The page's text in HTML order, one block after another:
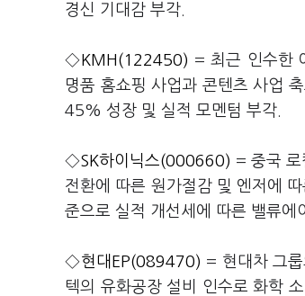
경신 기대감 부각.
◇ KMH(122450) = 최근 인수한
명품 홈쇼핑 사업과 콘텐츠 사업
45% 성장 및 실적 모멘텀 부각.
◇SK하이닉스(000660) = 중국 로
전환에 따른 원가절감 및 엔저에
준으로 실적 개선세에 따른 밸류에
◇현대EP(089470) = 현대차 그
텍의 유화공장 설비 인수로 화학